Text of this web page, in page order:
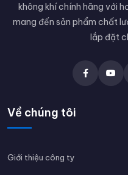
không khí chính hãng với
mang đến sản phẩm chất
lắp đặt
Về chúng tôi
Giới thiệu công ty